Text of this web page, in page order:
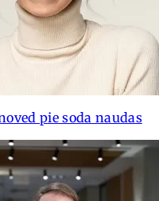
pie soda naudas